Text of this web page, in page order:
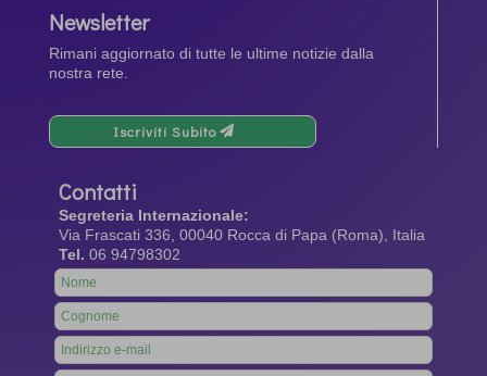
Newsletter
Rimani aggiornato di tutte le ultime notizie dalla
nostra rete.
Iscriviti Subito
Contatti
Segreteria Internazionale:
Via Frascati 336, 00040 Rocca di Papa (Roma), Italia
Tel. 06 94798302
Leave
this
field
blank